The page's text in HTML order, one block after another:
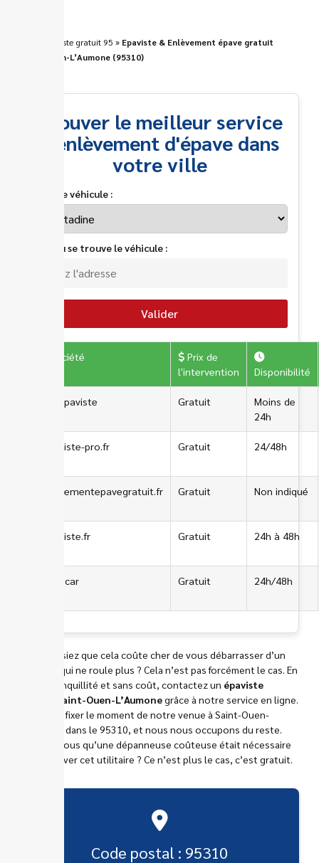
Epaviste gratuit 95 » Epaviste & Enlèvement épave gratuit
Saint-Ouen-L’Aumone (95310)
Trouver le meilleur service
d'enlèvement d'épave dans
votre ville
Type de véhicule :
Lieu où se trouve le véhicule :
Valider
Société
Prix de
l'intervention
Disponibilité
ERA Epaviste Gratuit
Moins de
24h
lepaviste-pro.fr Gratuit 24/48h
enlevementepavegratuit.fr Gratuit Non indiqué
lepaviste.fr Gratuit 24h à 48h
Manocar Gratuit 24h/48h
Vous pensiez que cela coûte cher de vous débarrasser d’un
véhicule qui ne roule plus ? Cela n’est pas forcément le cas. En
toute tranquillité et sans coût, contactez un épaviste
gratuit Saint-Ouen-L’Aumonegrâce à notre service en ligne.
À vous de fixer le moment de notre venue à Saint-Ouen-
L’Aumone dans le 95310, et nous nous occupons du reste.
Pensiez-vous qu’une dépanneuse coûteuse était nécessaire
pour enlever cet utilitaire ? Ce n’est plus le cas, c’est gratuit.
Code postal : 95310